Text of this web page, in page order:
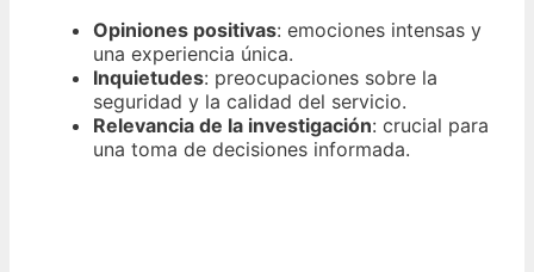
Opiniones positivas: emociones intensas y
una experiencia única.
Inquietudes: preocupaciones sobre la
seguridad y la calidad del servicio.
Relevancia de la investigación: crucial para
una toma de decisiones informada.